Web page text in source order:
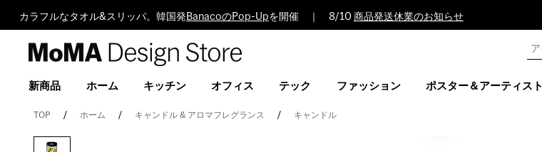
カラフルなタオル&スリッパ。韓国発 BanacoのPop-Upを開催 ｜ 8/10 商品発送休業のお知らせ
Design
新商品 ホーム キッチン オフィス テック ファッション ポスター＆アーティスト
TOP ホーム キャンドル & アロマフレグランス キャンドル